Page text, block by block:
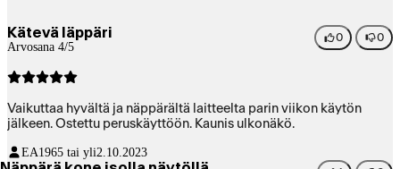
Kätevä läppäri
Arvosana 4/5
0 0
Vaikuttaa hyvältä ja näppärältä laitteelta parin viikon käytön
jälkeen. Ostettu peruskäyttöön. Kaunis ulkonäkö.
EA1965 tai yli2.10.2023